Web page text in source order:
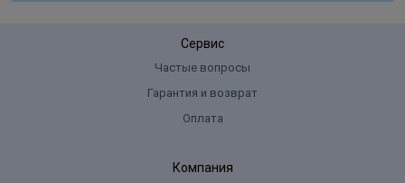
Сервис
Частые вопросы
Гарантия и возврат
Оплата
Компания